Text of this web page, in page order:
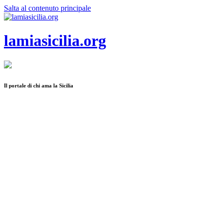
Salta al contenuto principale
lamiasicilia.org
Il portale di chi ama la Sicilia